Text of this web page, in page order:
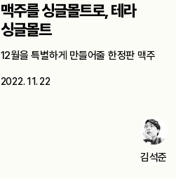
맥주를 싱글몰트로, 테라
싱글몰트
12월을 특별하게 만들어줄 한정판 맥주
2022. 11. 22
김석준